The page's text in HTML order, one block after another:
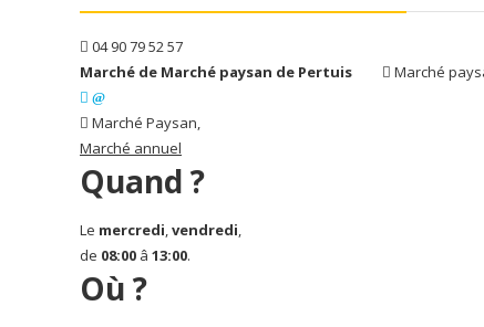
04 90 79 52 57
Marché de Marché paysan de Pertuis
Marché
Marché Paysan,
Marché annuel
Quand ?
Le mercredi,vendredi,
de 08:00 â 13:00.
Où ?